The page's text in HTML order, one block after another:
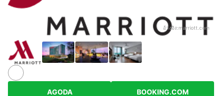
อ้างอิง:marriott.com
AGODA BOOKING.COM